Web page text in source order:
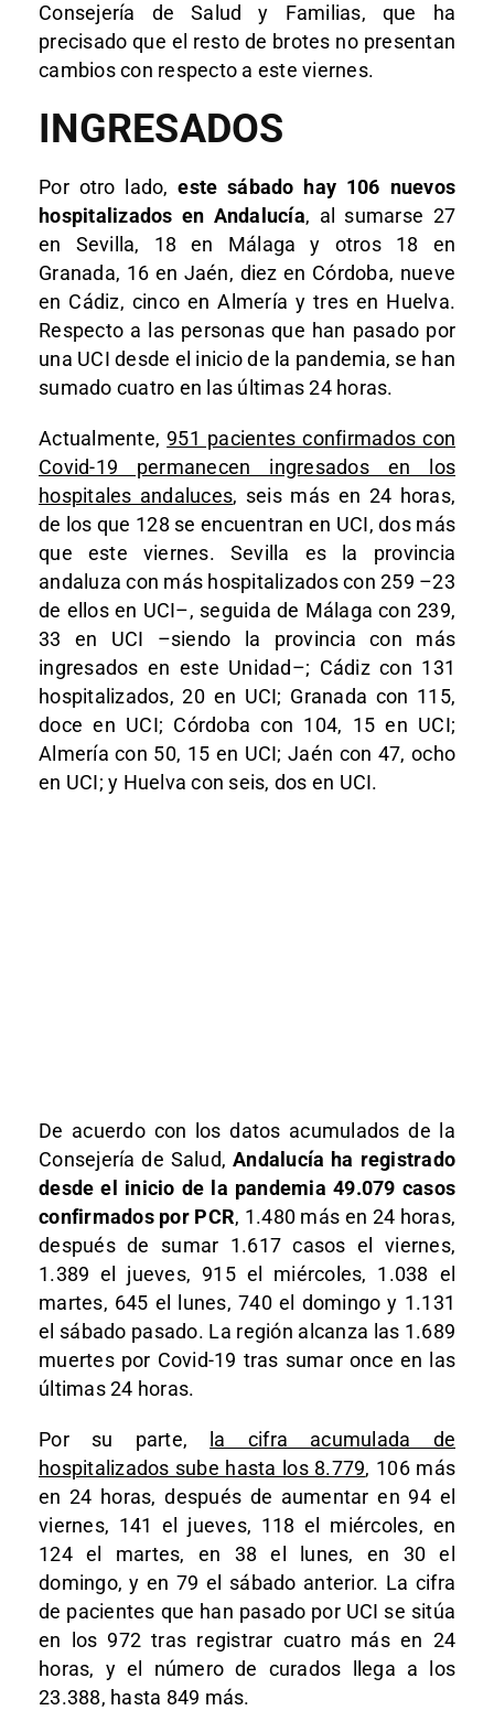
Consejería de Salud y Familias, que ha
precisado que el resto de brotes no presentan
cambios con respecto a este viernes.
INGRESADOS
Por otro lado,este sábado hay 106 nuevos
hospitalizados en Andalucía, al sumarse 27
en Sevilla, 18 en Málaga y otros 18 en
Granada, 16 en Jaén, diez en Córdoba, nueve
en Cádiz, cinco en Almería y tres en Huelva.
Respecto a las personas que han pasado por
una UCI desde el inicio de la pandemia, se han
sumado cuatro en las últimas 24 horas.
Actualmente, 951 pacientes confirmados con
Covid-19 permanecen ingresados en los
hospitales andaluces, seis más en 24 horas,
de los que 128 se encuentran en UCI, dos más
que este viernes. Sevilla es la provincia
andaluza con más hospitalizados con 259 –23
de ellos en UCI–, seguida de Málaga con 239,
33 en UCI –siendo la provincia con más
ingresados en este Unidad–; Cádiz con 131
hospitalizados, 20 en UCI; Granada con 115,
doce en UCI; Córdoba con 104, 15 en UCI;
Almería con 50, 15 en UCI; Jaén con 47, ocho
en UCI; y Huelva con seis, dos en UCI.
De acuerdo con los datos acumulados de la
Consejería de Salud,Andalucía ha registrado
desde el inicio de la pandemia 49.079 casos
confirmados por PCR, 1.480 más en 24 horas,
después de sumar 1.617 casos el viernes,
1.389 el jueves, 915 el miércoles, 1.038 el
martes, 645 el lunes, 740 el domingo y 1.131
el sábado pasado. La región alcanza las 1.689
muertes por Covid-19 tras sumar once en las
últimas 24 horas.
Por su parte,
la cifra acumulada de
hospitalizados sube hasta los 8.779, 106 más
en 24 horas, después de aumentar en 94 el
viernes, 141 el jueves, 118 el miércoles, en
124 el martes, en 38 el lunes, en 30 el
domingo, y en 79 el sábado anterior. La cifra
de pacientes que han pasado por UCI se sitúa
en los 972 tras registrar cuatro más en 24
horas, y el número de curados llega a los
23.388, hasta 849 más.